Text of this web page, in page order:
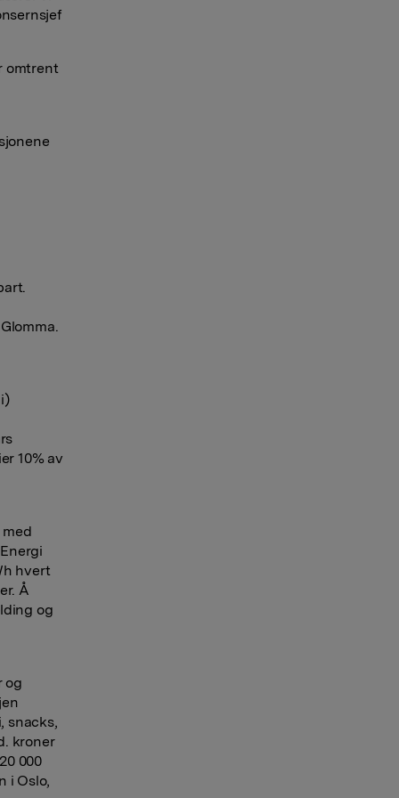
omtrent
10% av
hvert
Å
og
og
snacks,
kroner
000
i Oslo,